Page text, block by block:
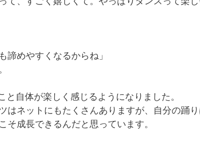
諦めやすくなるからね」
と自体が楽しく感じるようになりました。
はネットにもたくさんありますが、自分の踊
そ成長できるんだと思っています。